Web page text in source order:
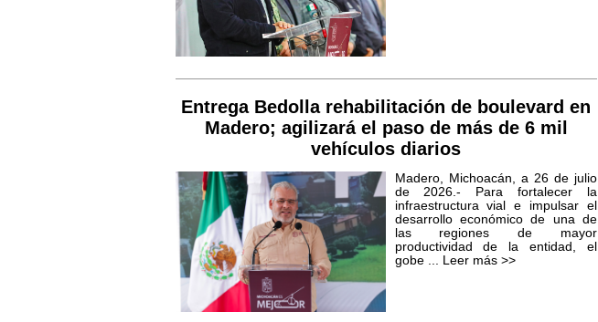
Entrega Bedolla rehabilitación de boulevard en
Madero; agilizará el paso de más de 6 mil
vehículos diarios
Madero, Michoacán, a 26 de julio
de 2026.- Para fortalecer la
infraestructura vial e impulsar el
desarrollo económico de una de
las regiones de mayor
productividad de la entidad, el
gobe ... Leer más >>